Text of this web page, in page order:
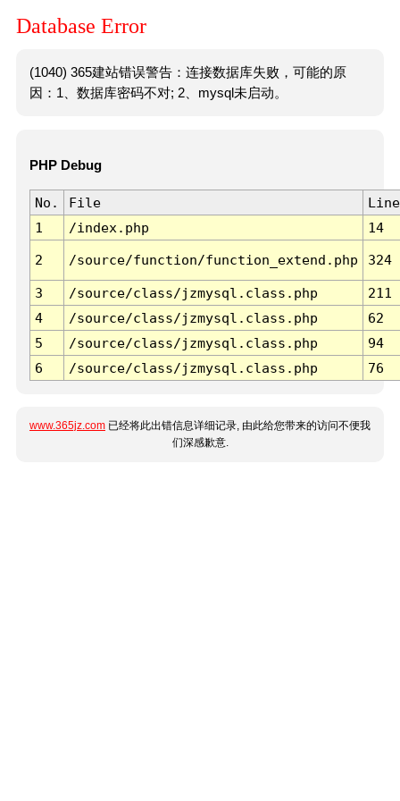
Database Error
(1040) 365建站错误警告：连接数据库失败，可能的原
因：1、数据库密码不对; 2、mysql未启动。
PHP Debug
No. File
Line
1
/index.php 14
2 /source/function/function_extend.php 324
3 /source/class/jzmysql.class.php
211
4
/source/class/jzmysql.class.php
62
5
/source/class/jzmysql.class.php
94
6
/source/class/jzmysql.class.php 76
www.365jz.com 已经将此出错信息详细记录, 由此给您带来的访问不便我
们深感歉意.